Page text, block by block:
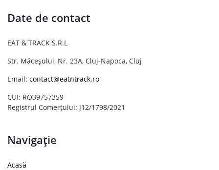
Date de contact
EAT & TRACK S.R.L
Str. Măceșului, Nr. 23A, Cluj-Napoca, Cluj
Email: contact@eatntrack.ro
CUI: RO39757359
Registrul Comerțului: J12/1798/2021
Navigație
Acasă